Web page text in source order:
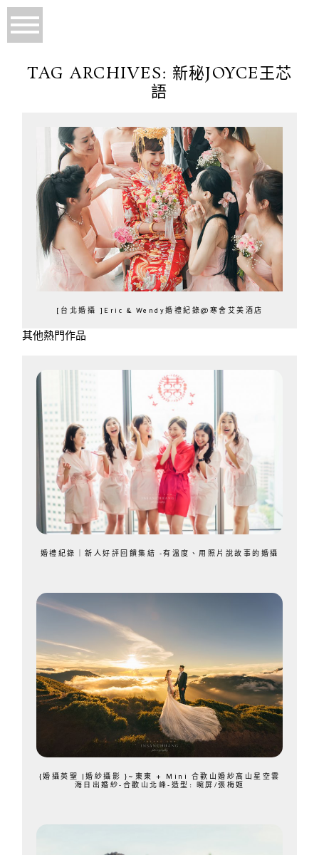
TAG ARCHIVES: 新秘JOYCE王芯
語
[台北婚攝 ]Eric & Wendy婚禮紀錄@寒舍艾美酒店
其他熱門作品
婚禮紀錄｜新人好評回饋集結 -有溫度、用照片說故事的婚攝
{婚攝英聖 |婚紗攝影 }~東東 + Mini 合歡山婚紗高山星空雲
海日出婚紗-合歡山北峰-造型: 晼屏/張梅姬